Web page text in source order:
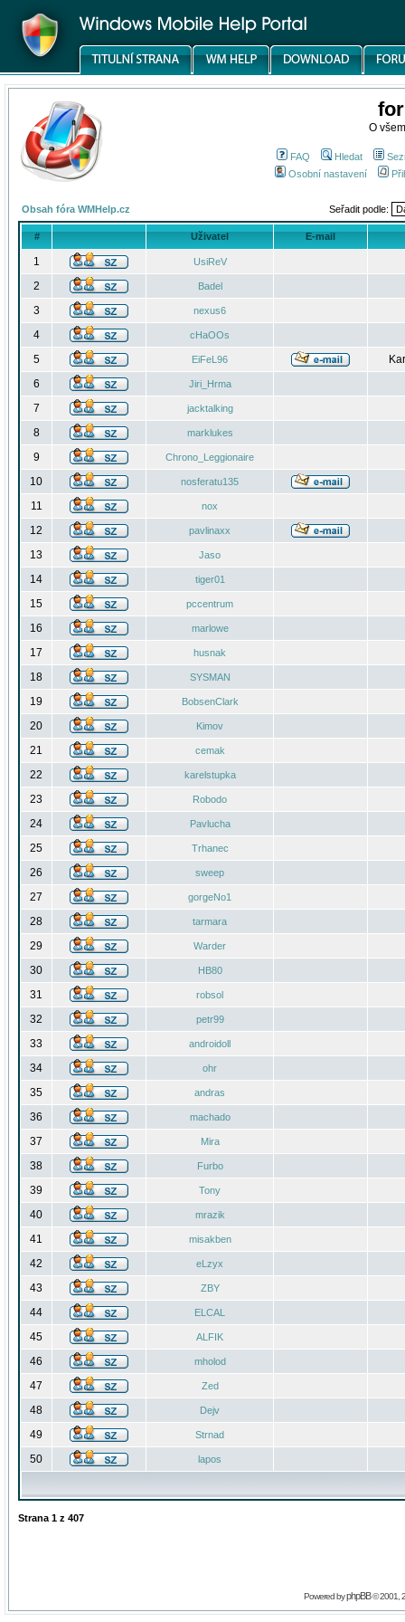
O
FAQ Hledat
Osobní nastavení
Obsah fóra WMHelp.cz Seřadit podle:
# Uživatel E-mail
1 UsiReV
2 Badel
3 nexus6
4 cHaOOs
5 EiFeL96
6
Jiri_Hrma
7 jacktalking
8 marklukes
9 Chrono_Leggionaire
10 nosferatu135
11 nox
12 pavlinaxx
13 Jaso
14 tiger01
15 pccentrum
16 marlowe
17 husnak
18 SYSMAN
19 BobsenClark
20 Kimov
21 cemak
22 karelstupka
23 Robodo
24 Pavlucha
25 Trhanec
26 sweep
27 gorgeNo1
28 tarmara
29 Warder
30 HB80
31 robsol
32 petr99
33 androidoll
34 ohr
35 andras
36 machado
37 Mira
38 Furbo
39 Tony
40 mrazik
41 misakben
42 eLzyx
43 ZBY
44 ELCAL
45 ALFIK
46 mholod
47 Zed
48 Dejv
49 Strnad
50 lapos
Strana 1 z 407
Powered byphpBB© 2001,